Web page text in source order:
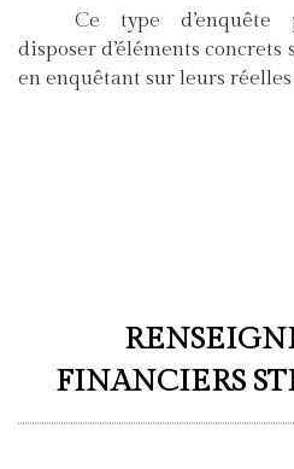
Ce type d’enquête
disposer d’éléments
en enquêtant sur leurs
FINANCIERS